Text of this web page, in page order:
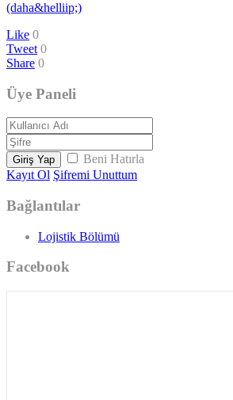
(daha&helliip;)
Like 0
Tweet 0
Share 0
Üye Paneli
Giriş Yap
Beni Hatırla
Kayıt Ol Şifremi Unuttum
Bağlantılar
Lojistik Bölümü
Facebook